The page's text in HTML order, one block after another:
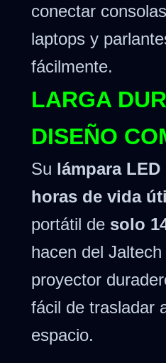
conectar
laptops y
fácilmente.
LARGA
DISEÑO
Su lámpara LED
horas de vida
portátil de solo
hacen del
proyector
fácil de trasladar
espacio.